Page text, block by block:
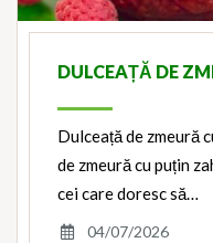
DULCEAȚĂ DE
Dulceață de zmeură
de zmeură cu puțin
cei care doresc să…
04/07/2026